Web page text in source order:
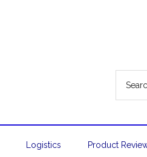
Logistics Product